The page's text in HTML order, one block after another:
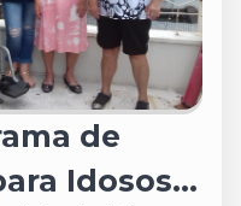
de
Idosos